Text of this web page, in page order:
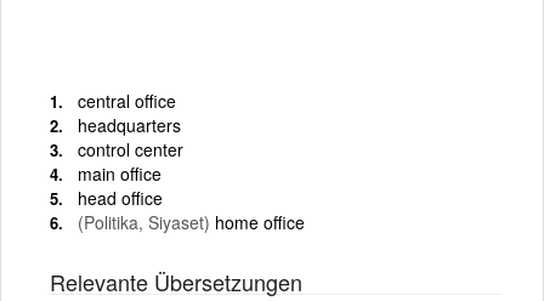
central office
headquarters
control center
main office
head office
(Politika, Siyaset) home office
Relevante Übersetzungen